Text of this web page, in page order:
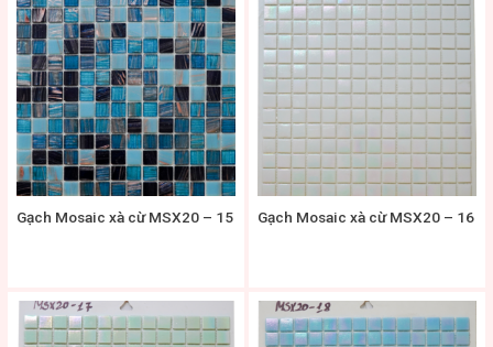
Gạch Mosaic xà cừ MSX20 – 15 Gạch Mosaic xà cừ MSX20 – 16